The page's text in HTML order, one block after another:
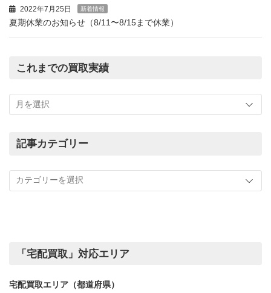
2022年7月25日 新着情報
夏期休業のお知らせ（8/11〜8/15まで休業）
これまでの買取実績
ま
の
績
記事カテゴリー
カ
「宅配買取」対応エリア
宅配買取エリア（都道府県）